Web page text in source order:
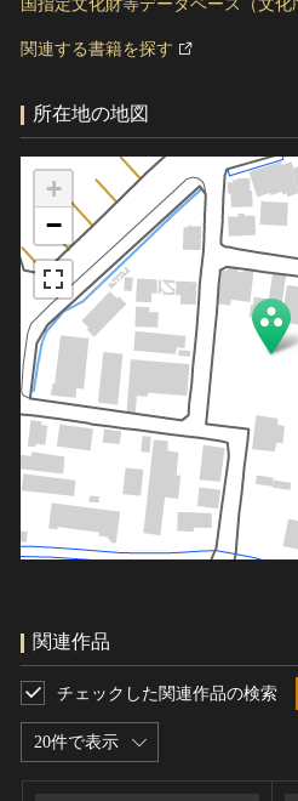
国指定文化財等データベース（文化
関連する書籍を探す
所在地の地図
+
−
関連作品
20件で表示
チェックした関連作品の検索